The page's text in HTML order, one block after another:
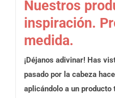
Nuestros
inspiración.
medida.
¡Déjanos adivinar! Has
pasado por la cabeza
aplicándolo a un